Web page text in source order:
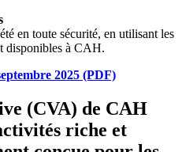
en toute sécurité, en utilisant les
disponibles à CAH.
2025 (PDF)
(CVA) de CAH
riche et